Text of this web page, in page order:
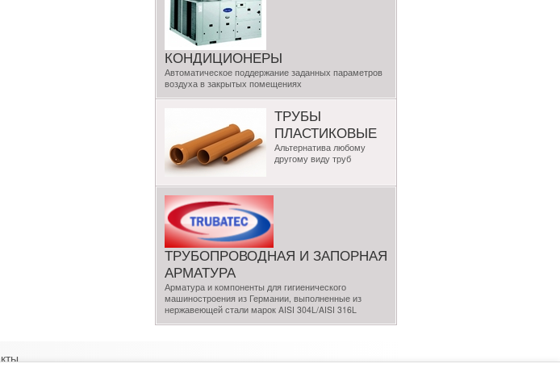
КОНДИЦИОНЕРЫ
Автоматическое поддержание заданных параметров
воздуха в закрытых помещениях
ТРУБЫ
ПЛАСТИКОВЫЕ
Альтернатива любому
другому виду труб
ТРУБОПРОВОДНАЯ И ЗАПОРНАЯ
АРМАТУРА
Арматура и компоненты для гигиенического
машиностроения из Германии, выполненные из
нержавеющей стали марок AISI 304L/AISI 316L